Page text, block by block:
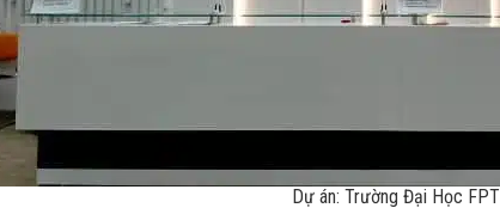
Dự án: Trường Đại Học FPT